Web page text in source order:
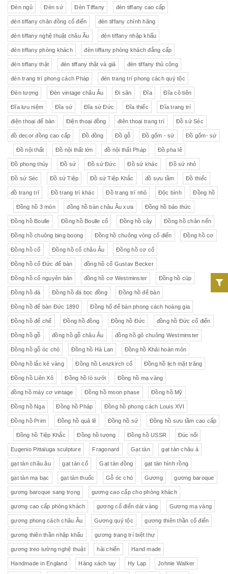
Đèn ngủ Đèn sứ Đèn Tiffany đèn tiffany cao cấp
đèn tiffany chân đồng cổ điển đèn tiffany chính hãng
đèn tiffany nghệ thuật châu Âu đèn tiffany nhập khẩu
đèn tiffany phòng khách đèn tiffany phòng khách đẳng cấp
đèn tiffany thật đèn tiffany thật và giả đèn tiffany thủ công
đèn trang trí phong cách Pháp đèn trang trí phong cách quý tộc
Đèn tượng Đèn vintage châu Âu Đi săn Đĩa Đĩa cô tiên
Đĩa lưu niệm Đĩa sứ Đĩa sứ Đức Đĩa thiếc Đĩa trang trí
điện thoại để bàn Điện thoại đồng điên thoại trang trí Đồ sứ Séc
đồ decor đồng cao cấp Đồ đồng Đồ gỗ Đồ gốm - sứ Đồ gốm- sứ
Đồ nội thất Đồ nội thất lớn đồ nội thất Pháp Đồ pha lê
Đồ phong thủy Đồ sứ Đồ sứ Đức Đồ sứ khác Đồ sứ nhỏ
Đồ sứ Séc Đồ sứ Tiệp Đồ sứ Tiệp Khắc đồ sưu tầm Đồ thiếc
đồ trang trí Đồ trang trí khác Đồ trang trí nhỏ Độc bình Đồng hồ
Đồng hồ 3 món đồng hồ bàn châu Âu xưa Đồng hồ báo thức
Đồng hồ Boulle Đồng hồ Boulle cổ Đồng hồ cây Đồng hồ chân nến
Đồng hồ chuông bing boong Đồng hồ chuông vòng cổ điển Đồng hồ cơ
Đồng hồ cổ Đồng hồ cổ châu Âu Đồng hồ cơ cổ
Đồng hồ cổ Đức để bàn đồng hồ cổ Gustav Becker
Đồng hồ cổ nguyên bản đồng hồ cơ Westminster Đồng hồ cúp
Đồng hồ đá Đồng hồ đá bọc đồng Đồng hồ để bàn
Đồng hồ để bàn Đức 1890 Đồng hổ để bàn phong cách hoàng gia
Đồng hồ đế chế Đồng hồ đồng Đồng hồ Đức đồng hồ Đức cổ điển
Đồng hồ gỗ đồng hồ gỗ châu Âu đồng hồ gõ chuông Westminster
Đồng hồ gỗ óc chó Đồng hồ Hà Lan Đồng hồ Khải hoàn môn
Đồng hồ lắc kê vàng Đồng hồ Lenzkirch cổ Đồng hồ lịch mặt trăng
Đồng hồ Liên Xô Đồng hồ lò sưởi Đồng hồ mạ vàng
đồng hồ máy cơ vintage Đồng hồ moon phase Đồng hồ Mỹ
Đồng hồ Nga Đồng hồ Pháp Đồng hồ phong cách Louis XVI
Đồng hồ Prim Đồng hồ quả lê Đồng hồ sứ Đồng hồ sưu tầm cao cấp
Đồng hồ Tiệp Khắc Đồng hồ tượng Đồng hồ USSR Đúc nổi
Eugenio Pittaluga sculpture Fragonard Gạt tàn gạt tàn châu á
gạt tàn châu âu gạt tàn cổ Gạt tàn đồng gạt tàn hình rồng
gạt tàn mạ bạc gạt tàn thuốc Gỗ óc chó Gương gương baroque
gương baroque sang trọng gương cao cấp cho phòng khách
gương cao cấp phòng khách gương cổ điển dát vàng Gương mạ vàng
gương phong cách châu Âu Gương quý tộc gương thiên thần cổ điển
gương thiên thần nhập khẩu gương trang trí biệt thự
gương treo tường nghệ thuật hải chiến Hand made
Handmade in England Hàng xách tay Hy Lạp Johnie Walker